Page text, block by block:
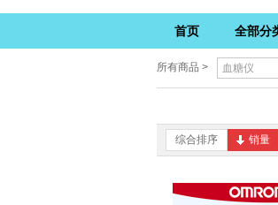
首页 全部分
所有商品 >
综合排序 销量